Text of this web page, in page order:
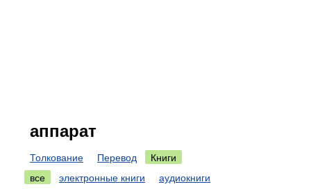
аппарат
Толкование Перевод
Книги
все
электронные книги аудиокниги